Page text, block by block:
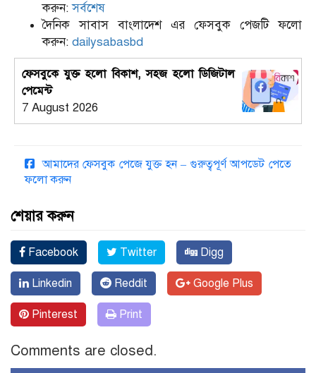
করুন:সর্বশেষ
দৈনিক সাবাস বাংলাদেশ এর ফেসবুক পেজটি ফলো
করুন: dailysabasbd
ফেসবুকে যুক্ত হলো বিকাশ, সহজ হলো ডিজিটাল
পেমেন্ট
7 August 2026
আমাদের ফেসবুক পেজে যুক্ত হন – গুরুত্বপূর্ণ আপডেট পেতে
ফলো করুন
শেয়ার করুন
Facebook Twitter Digg
Linkedin Reddit Google Plus
Pinterest Print
Comments are closed.